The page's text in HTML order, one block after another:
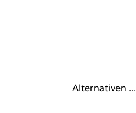
Alternativen ...